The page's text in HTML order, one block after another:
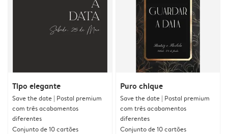
Tipo elegante
Save the date | Postal premium
com três acabamentos
diferentes
Conjunto de 10 cartões
Puro chique
Save the date | Postal premium
com três acabamentos
diferentes
Conjunto de 10 cartões